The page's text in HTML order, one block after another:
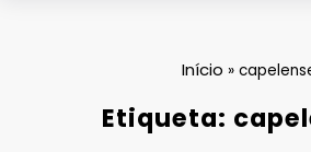
Início »
Etiqueta: